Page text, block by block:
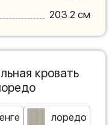
203.2 см
кровать
лоредо